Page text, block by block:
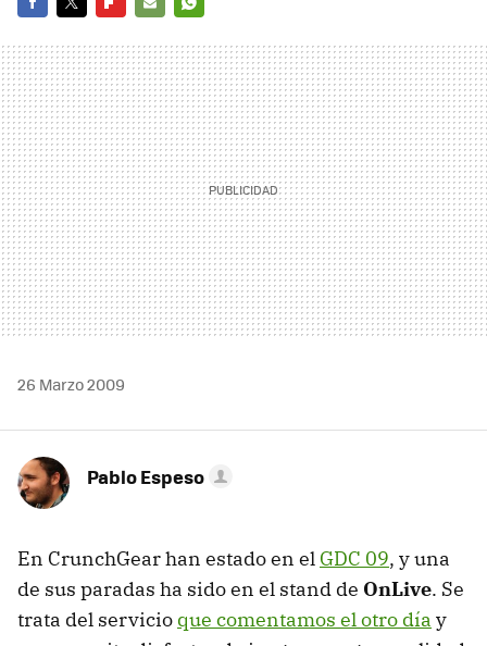
MAIL
26 Marzo 2009
Pablo Espeso
En CrunchGear han estado en el GDC 09, y una
de sus paradas ha sido en el stand de OnLive. Se
trata del servicio que comentamos el otro día y